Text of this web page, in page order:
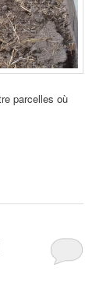
parcelles où